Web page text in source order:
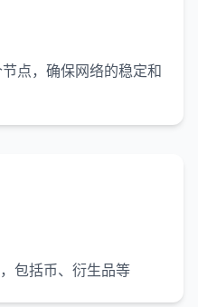
点，确保网络的稳定和
包括币、衍生品等